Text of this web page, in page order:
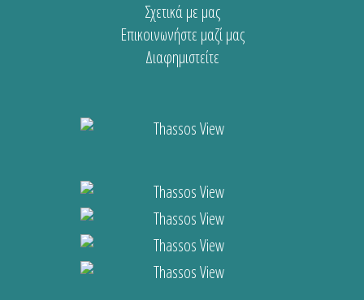
Σχετικά με μας
Επικοινωνήστε μαζί μας
Διαφημιστείτε